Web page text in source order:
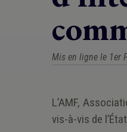
Mis en ligne le 1er
L’AMF,
vis-à-vis de